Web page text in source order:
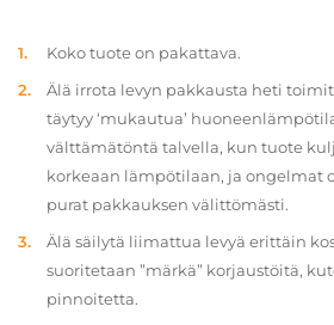
Koko tuote on pakattava.
Älä irrota levyn pakkausta heti
täytyy ‘mukautua’
välttämätöntä talvella, kun tuote
korkeaan lämpötilaan, ja ongelmat
purat pakkauksen välittömästi.
Älä säilytä liimattua levyä erittäin
suoritetaan ”märkä” korjaustöitä,
pinnoitetta.